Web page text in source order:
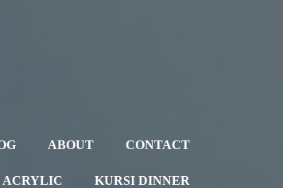
ABOUT CONTACT
ACRYLIC KURSI DINNER